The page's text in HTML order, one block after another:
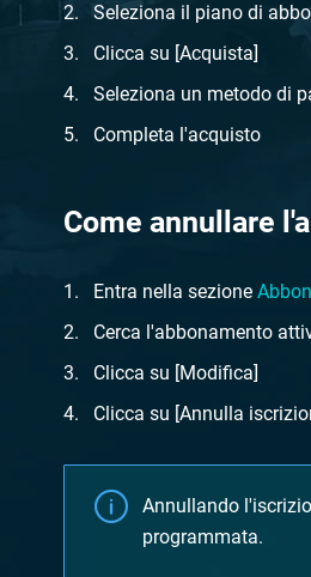
Seleziona il piano di
Clicca su [Acquista]
Seleziona un metodo di
Completa l'acquisto
Come annullare
Entra nella sezione
Cerca l'abbonamento
Clicca su [Modifica]
Clicca su [Annulla
Annullando
programmata.